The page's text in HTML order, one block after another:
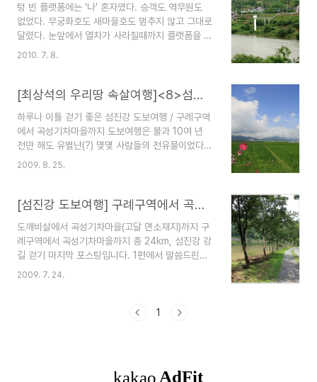
입니다. 일단 침곡역으로 가면 됩니다. 빨강은 4인
용, 파랑은 2인용입니다. 출발~~!! 좀 썰렁합니다.
남자 여섯이라... 섬진강 레일바이크의 특징이라면
증기기관차와 마찬가지로 섬진강과 17번 국도가 나
처음에는..
텅 빈 플랫폼에는 ‘나’ 혼자였다. 승객도 역무원도
없었다. 무궁화호도 새마을호도 멈추지 않고 그대로
달렸다. 눈앞에서 열차가 사라질때까지 플랫폼을 떠
나질 못했다. 잠시라도 멈춰 서지 않을까 하는 턱없
를 실은 화물열차 꽁무니를 쫒아 철로를 뛰었다. 위
터였고, 철로는 아이들의 온갖 ‘작당’ 장소였다. 가
보지 못한 곳을 향해 떠나는 열차는 ‘꿈’이었다. 그
곳은 섬진강과 17번 국도가 나란히 달리는 전라선
압록역이다. 74년 동안 승객과 화물이 드나들었던
으니 문을..
2010. 7. 8.
[최상석의 우리땅 속살여행]<8>섬진강 도보여행
하루나 이틀 걷기 좋은 섬진강 도보여행 / 구례구역
에서 곡성기차마을까지 도보여행은 불과 10여 년
전만 해도 유별난(?) 몇몇 사람들의 전유물이었다.
걷기에 이골이 난 선수들이나 ‘나와의 싸움’이라는
만 근래 들어서는 걷기 열풍이라해도 과언이 아닐
란하늘과 코스모스 하루나 이틀 걷기 좋은 섬진강
강 건너 길 도보여행으로 인기를 누리고 있는 코스
중 하나가 섬진강이다. 4박 5일에서 길게는 일주일
정도, 대학생들이 방학이나 직장인들이 여름휴가를
2009. 8. 25.
[섬진강 도보여행] 구례구역에서 곡성역까지 -(4)
도깨비살에서 곡성기차마을(고달 면소재지)까지 구
례구역에서 곡성기차마을까지 총 24km, 섬진강 강
길 걷기 마지막 포스팅입니다. 1편에서 말씀드린데
로 앞만 보고 걷는다면 하루에 주파가 가능한 코스
운동이라면 한강 고수부지를 달리는게 더 나으니까
구역에서 곡성역까지 -(2) -->>
2009. 7. 24.
1